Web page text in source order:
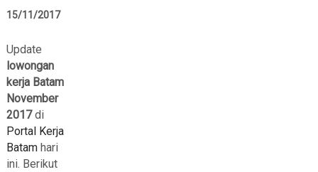
15/11/2017
Update
lowongan
kerja Batam
November
2017di
Portal Kerja
Batamhari
ini. Berikut